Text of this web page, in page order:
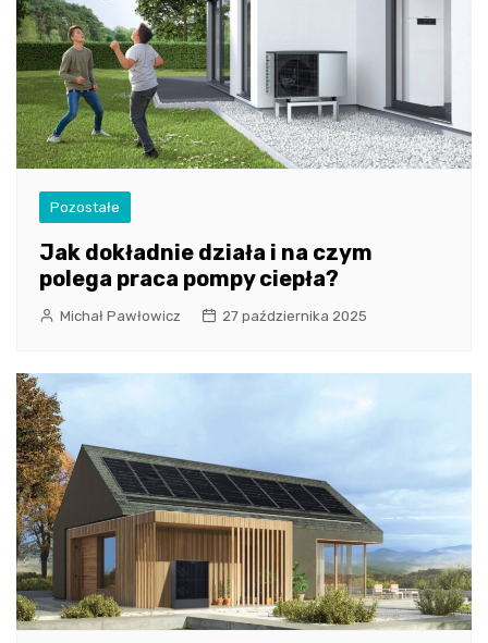
Pozostałe
Jak dokładnie działa i na czym
polega praca pompy ciepła?
Michał Pawłowicz 27 października 2025